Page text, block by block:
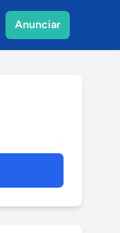
Anunciar